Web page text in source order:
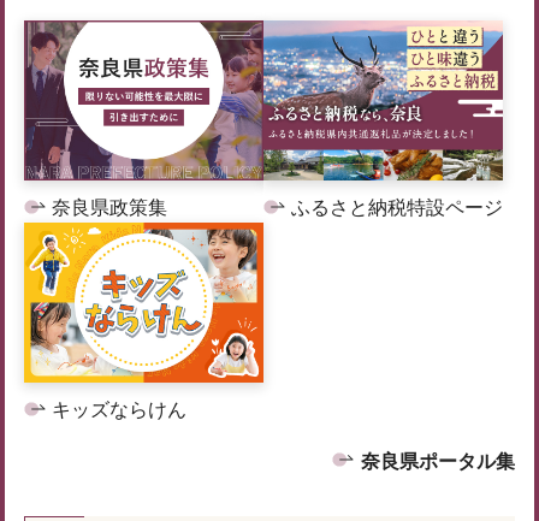
奈良県政策集 ふるさと納税特設ページ
キッズならけん
奈良県ポータル集